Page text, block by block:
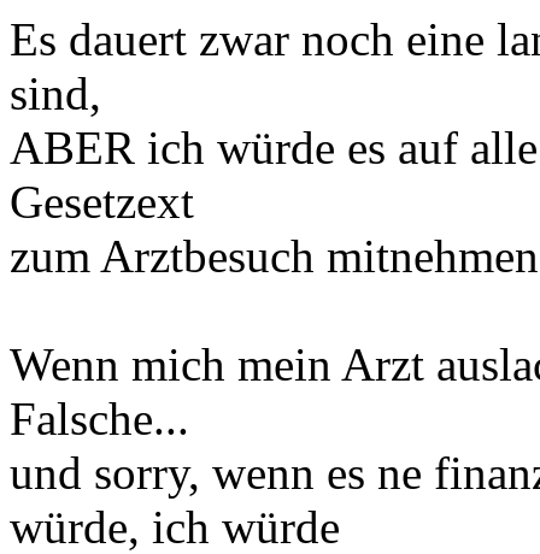
Es dauert zwar noch eine
sind,
ABER ich würde es auf
Gesetzext
zum Arztbesuch
Wenn mich mein Arzt
Falsche...
und sorry, wenn es ne
würde, ich würde